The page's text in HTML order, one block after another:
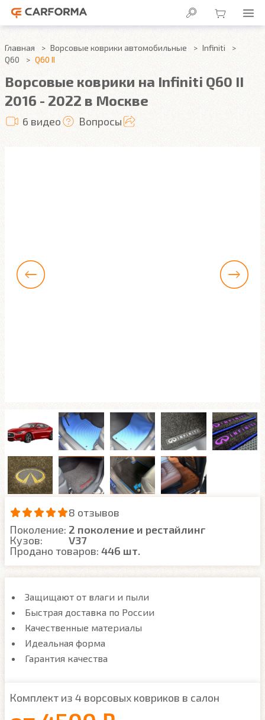
Главная Ворсовые коврики автомобильные
Infiniti
Q60
Q60 II
Ворсовые коврики на Infiniti Q60 II
2016 - 2022 в Москве
6 видео Вопросы
8 отзывов
Поколение: 2 поколение и рестайлинг
Кузов:
V37
Продано товаров: 446 шт.
Защищают от влаги и пыли
Быстрая доставка по России
Качественные материалы
Идеальная форма
Гарантия качества
Комплект из 4 ворсовых ковриков в салон